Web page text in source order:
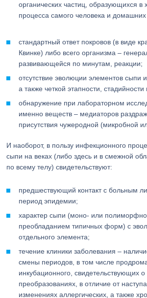
органических частиц, образующихся в
процесса самого человека и
стандартный ответ покровов (в виде
Квинке) либо всего организма –
развивающейся по минутам, реакции;
отсутствие эволюции элементов сыпи
а также четкой этапности, стадийности
обнаружение при лабораторном
именно веществ – медиаторов
присутствия чужеродной (микробной
И наоборот, в пользу инфекционного
сыпи на веках (либо здесь и в смежной
по всему телу) свидетельствуют:
предшествующий контакт с больным
период эпидемии;
характер сыпи (моно- или
преобладанием типичных форм) с
отдельного элемента;
течение клиники заболевания –
смены периодов, в том числе
инкубационного, свидетельствующих о
преобразованиях, в отличие от
изменениях аллергических, а также